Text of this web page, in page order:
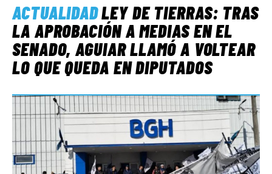
ACTUALIDADLEY DE TIERRAS: TRAS
LA APROBACIÓN A MEDIAS EN EL
SENADO, AGUIAR LLAMÓ A VOLTEAR
LO QUE QUEDA EN DIPUTADOS